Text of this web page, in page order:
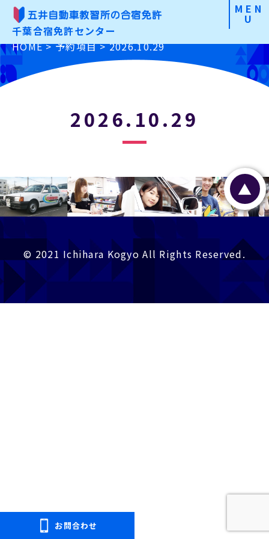
千葉合宿免許センター合宿免許の魅力
お申込みの手順
よくあるご質問
入校前Check
特定商取引に基づく表記
プライバシーポリシー
MEN
U
HOME >予約項目 >2026.10.29
2026.10.29
▲
お問合わせ
© 2021 Ichihara Kogyo All Rights Reserved.